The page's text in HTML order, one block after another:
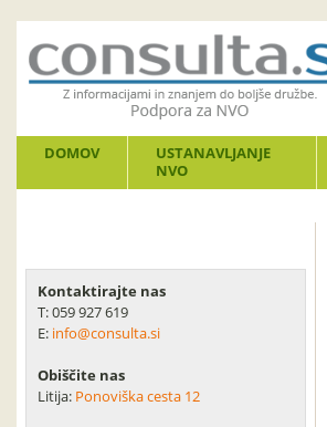
DOMOV
USTANAVLJANJE
NVO
Kontaktirajte nas
T: 059 927 619
E: info@consulta.si
Obiščite nas
Litija: Ponoviška cesta 12